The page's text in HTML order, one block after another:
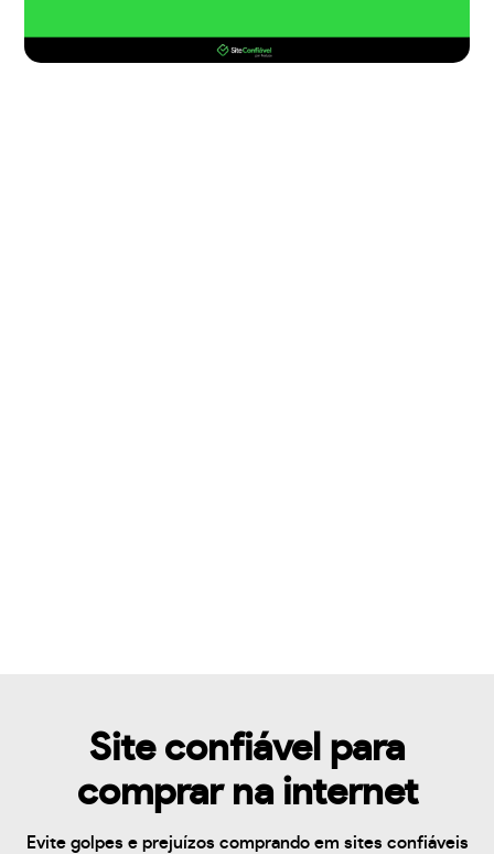
Site confiável para
comprar na internet
Evite golpes e prejuízos comprando em sites confiáveis